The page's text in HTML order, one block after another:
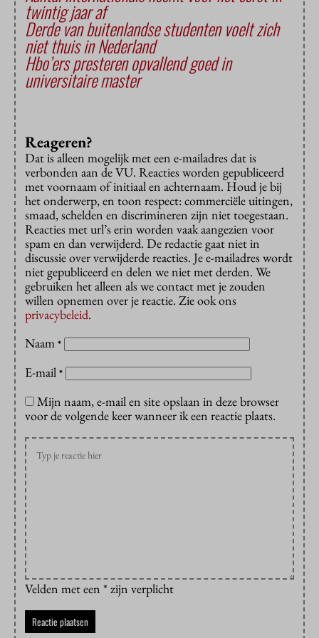
twintig jaar af
Derde van buitenlandse studenten voelt zich
niet thuis in Nederland
Hbo’ers presteren opvallend goed in
universitaire master
Reageren?
Dat is alleen mogelijk met een e-mailadres dat is
verbonden aan de VU. Reacties worden gepubliceerd
met voornaam of initiaal en achternaam. Houd je bij
het onderwerp, en toon respect: commerciële uitingen,
smaad, schelden en discrimineren zijn niet toegestaan.
Reacties met url’s erin worden vaak aangezien voor
spam en dan verwijderd. De redactie gaat niet in
discussie over verwijderde reacties. Je e-mailadres wordt
niet gepubliceerd en delen we niet met derden. We
gebruiken het alleen als we contact met je zouden
willen opnemen over je reactie. Zie ook ons
privacybeleid.
Naam *
E-mail *
Mijn naam, e-mail en site opslaan in deze browser
voor de volgende keer wanneer ik een reactie plaats.
Velden met een * zijn verplicht